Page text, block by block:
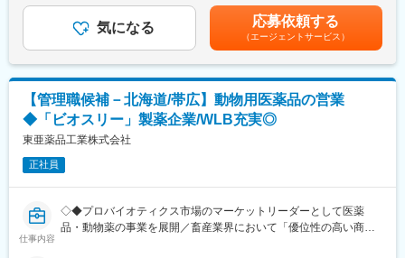
菌のバランスを整え健康を維持する数々の医薬品を菌の培養から
製剤化まで一貫した品質重視の生産体制により開発・製造してい
ます
乳酸菌、酪酸菌、糖化菌、3つの力を活かしたビオスリーを配合し
た製品は、医療用医薬品、一般用医薬品、健康食品原料、動物用
医薬品、混合飼料、水産用混合飼料などさまざまの分野に利用さ
れています。今後は医薬品のみならず、農業などの新しい市場へ
の進出拡大を目指しています。
変更の範囲：会社の定める業務
月に1回程度のペースでお客様宅を訪問
※社用車（軽自動車）に乗ってお客様宅へ訪問をします。（1件あ
たり20～30分程度）
・健康相談、新商品・サービスのご提案 など
※一部、新たに配置薬を置いていただくお客様への訪問がありま
└配置薬は無料でおけるので、お客様も抵抗なく置いてくれる製
品です。
■キャリアパス／評価体制
（1）キャリアパス
年収は当社規定に基づき、年齢や経験に応じて決定します。・昇
給：年1回（4月）＜モデル給与＞※入社3年目平均基本給＋各種手
当＋業績連動給→総支給月額344,141円※業績連動給：月の予算達
成や売り上げに対して支払われます。賃金はあくまでも目安の金
額であり、選考を通じて上下する可能性があります。月給(月額)は
固定手当を含めた表記です。
気になる 応募依頼する
（エージェントサービス）
【管理職候補－北海道/帯広】動物用医薬品の営業
◆「ビオスリー」製薬企業/WLB充実◎
東亜薬品工業株式会社
正社員
仕事内容
◇◆プロバイオティクス市場のマーケットリーダーとして医薬
品・動物薬の事業を展開／畜産業界において「優位性の高い商